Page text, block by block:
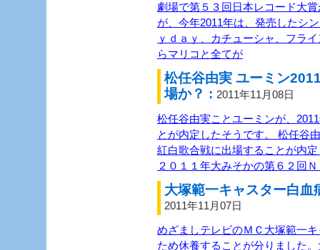
劇場で第５３回日本レコード大
が、今年2011年は、発売したシ
ｙｄａｙ、カチューシャ、フラ
らマリコと全てが
松任谷由実 ユーミン
場か？ : 2011年11月08日
松任谷由実ことユーミンが、
とが内定したそうです。 松任谷
紅白歌合戦に出場することが内
２０１１年大みそかの第６２回
大塚範一キャスター白血
2011年11月07日
めざましテレビのＭＣ大塚範一
ため休養することが分りました